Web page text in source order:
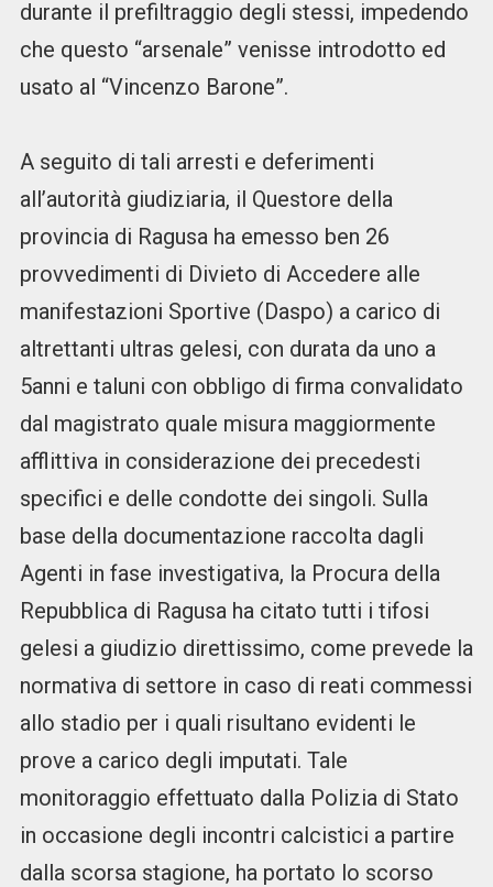
durante il prefiltraggio degli stessi, impedendo
che questo “arsenale” venisse introdotto ed
usato al “Vincenzo Barone”.
A seguito di tali arresti e deferimenti
all’autorità giudiziaria, il Questore della
provincia di Ragusa ha emesso ben 26
provvedimenti di Divieto di Accedere alle
manifestazioni Sportive (Daspo) a carico di
altrettanti ultras gelesi, con durata da uno a
5anni e taluni con obbligo di firma convalidato
dal magistrato quale misura maggiormente
afflittiva in considerazione dei precedesti
specifici e delle condotte dei singoli. Sulla
base della documentazione raccolta dagli
Agenti in fase investigativa, la Procura della
Repubblica di Ragusa ha citato tutti i tifosi
gelesi a giudizio direttissimo, come prevede la
normativa di settore in caso di reati commessi
allo stadio per i quali risultano evidenti le
prove a carico degli imputati. Tale
monitoraggio effettuato dalla Polizia di Stato
in occasione degli incontri calcistici a partire
dalla scorsa stagione, ha portato lo scorso